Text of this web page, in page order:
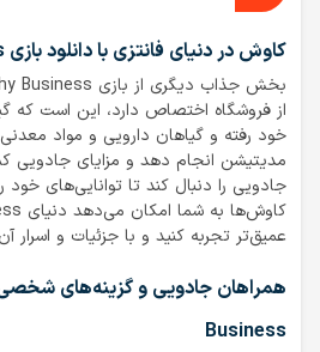
کاوش در دنیای فانتزی با دانلود بازی Witchy Business
از فروشگاه اختصاص دارد، این است که
خود رفته و گیاهان دارویی و مواد
مدیتیشن انجام دهد و مزایای جادویی
جادویی را دنبال کند تا توانایی‌های خود
عمیق‌تر تجربه کنید و با جزئیات و اسرار
Business